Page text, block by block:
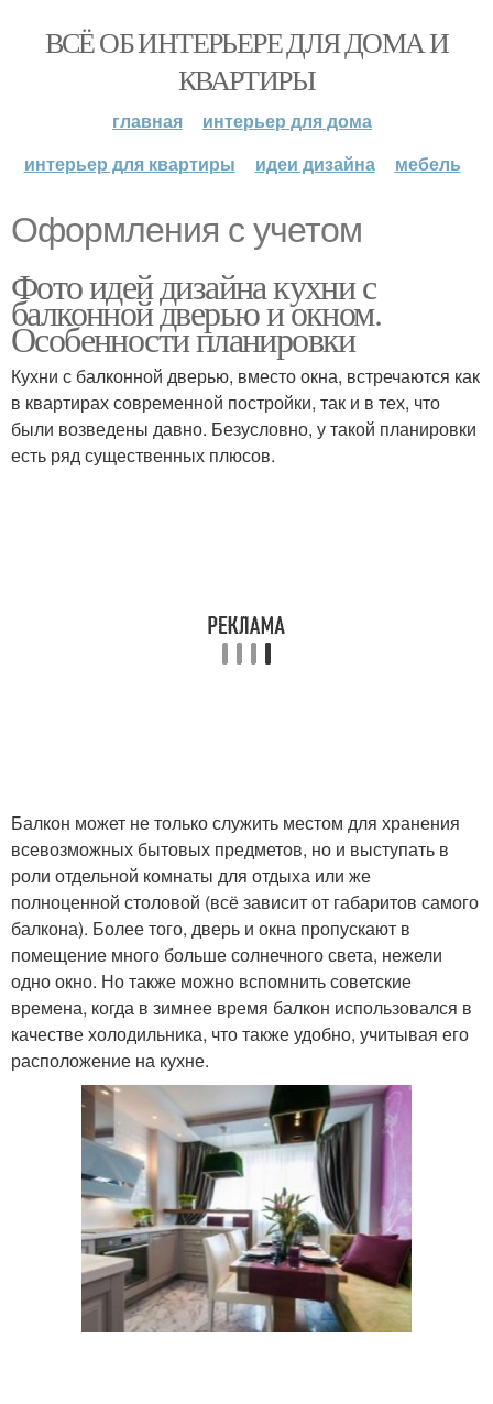
ВСЁ ОБ ИНТЕРЬЕРЕ ДЛЯ ДОМА И
КВАРТИРЫ
главная
интерьер для дома
интерьер для квартиры
идеи дизайна мебель
Оформления с учетом
Фото идей дизайна кухни с
балконной дверью и окном.
Особенности планировки
Кухни с балконной дверью, вместо окна, встречаются как
в квартирах современной постройки, так и в тех, что
были возведены давно. Безусловно, у такой планировки
есть ряд существенных плюсов.
Балкон может не только служить местом для хранения
всевозможных бытовых предметов, но и выступать в
роли отдельной комнаты для отдыха или же
полноценной столовой (всё зависит от габаритов самого
балкона). Более того, дверь и окна пропускают в
помещение много больше солнечного света, нежели
одно окно. Но также можно вспомнить советские
времена, когда в зимнее время балкон использовался в
качестве холодильника, что также удобно, учитывая его
расположение на кухне.